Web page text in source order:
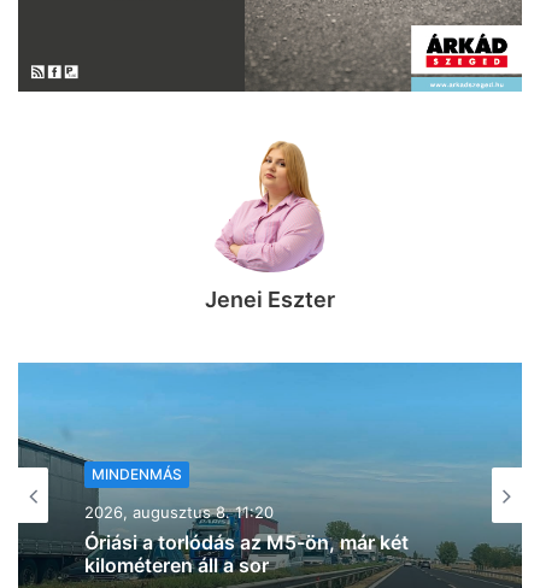
Jenei Eszter
MINDENMÁS
Egy kamion leszaggatta a
felsővezetéket Hódmezővásárhely
egyik utcájában (frissítve!)